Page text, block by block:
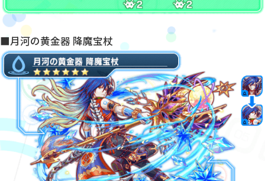
■月河の黄金器 降魔宝杖